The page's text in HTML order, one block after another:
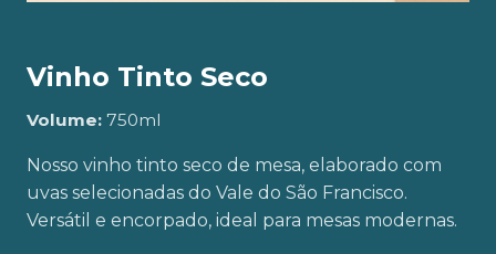
Vinho Tinto Seco
Volume: 750ml
Nosso vinho tinto seco de mesa, elaborado com
uvas selecionadas do Vale do São Francisco.
Versátil e encorpado, ideal para mesas modernas.